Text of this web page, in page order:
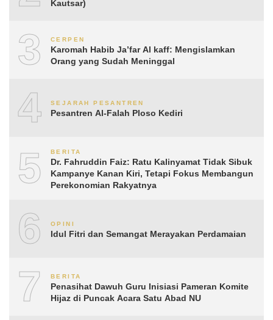
Kautsar)
3 CERPEN
Karomah Habib Ja’far Al kaff: Mengislamkan
Orang yang Sudah Meninggal
4 SEJARAH PESANTREN
Pesantren Al-Falah Ploso Kediri
5 BERITA
Dr. Fahruddin Faiz: Ratu Kalinyamat Tidak Sibuk
Kampanye Kanan Kiri, Tetapi Fokus Membangun
Perekonomian Rakyatnya
6 OPINI
Idul Fitri dan Semangat Merayakan Perdamaian
7 BERITA
Penasihat Dawuh Guru Inisiasi Pameran Komite
Hijaz di Puncak Acara Satu Abad NU